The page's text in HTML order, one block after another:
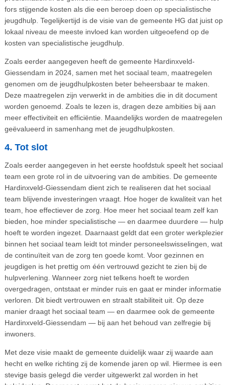
fors stijgende kosten als die een beroep doen op specialistische
jeugdhulp. Tegelijkertijd is de visie van de gemeente HG dat juist op
lokaal niveau de meeste invloed kan worden uitgeoefend op de
kosten van specialistische jeugdhulp.
Zoals eerder aangegeven heeft de gemeente Hardinxveld-
Giessendam in 2024, samen met het sociaal team, maatregelen
genomen om de jeugdhulpkosten beter beheersbaar te maken.
Deze maatregelen zijn verwerkt in de ambities die in dit document
worden genoemd. Zoals te lezen is, dragen deze ambities bij aan
meer effectiviteit en efficiëntie. Maandelijks worden de maatregelen
geëvalueerd in samenhang met de jeugdhulpkosten.
4. Tot slot
Zoals eerder aangegeven in het eerste hoofdstuk speelt het sociaal
team een grote rol in de uitvoering van de ambities. De gemeente
Hardinxveld-Giessendam dient zich te realiseren dat het sociaal
team blijvende investeringen vraagt. Hoe hoger de kwaliteit van het
team, hoe effectiever de zorg. Hoe meer het sociaal team zelf kan
bieden, hoe minder specialistische — en daarmee duurdere — hulp
hoeft te worden ingezet. Daarnaast geldt dat een groter werkplezier
binnen het sociaal team leidt tot minder personeelswisselingen, wat
de continuïteit van de zorg ten goede komt. Voor gezinnen en
jeugdigen is het prettig om één vertrouwd gezicht te zien bij de
hulpverlening. Wanneer zorg niet telkens hoeft te worden
overgedragen, ontstaat er minder ruis en gaat er minder informatie
verloren. Dit biedt vertrouwen en straalt stabiliteit uit. Op deze
manier draagt het sociaal team — en daarmee ook de gemeente
Hardinxveld-Giessendam — bij aan het behoud van zelfregie bij
inwoners.
Met deze visie maakt de gemeente duidelijk waar zij waarde aan
hecht en welke richting zij de komende jaren op wil. Hiermee is een
stevige basis gelegd die verder uitgewerkt zal worden in het